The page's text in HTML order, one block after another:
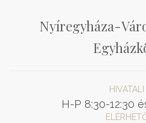
Nyíregyháza-
H-P 8:30-12:30